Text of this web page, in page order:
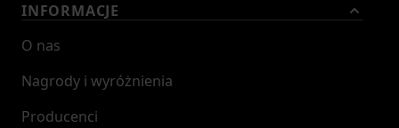
INFORMACJE
O nas
Nagrody i wyróżnienia
Producenci